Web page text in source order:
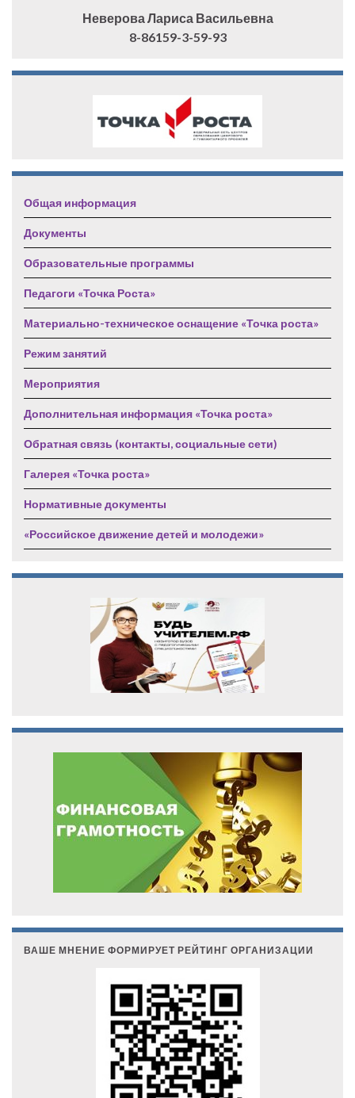
Неверова Лариса Васильевна
8-86159-3-59-93
Общая информация
Документы
Образовательные программы
Педагоги «Точка Роста»
Материально-техническое оснащение «Точка роста»
Режим занятий
Мероприятия
Дополнительная информация «Точка роста»
Обратная связь (контакты, социальные сети)
Галерея «Точка роста»
Нормативные документы
«Российское движение детей и молодежи»
ВАШЕ МНЕНИЕ ФОРМИРУЕТ РЕЙТИНГ ОРГАНИЗАЦИИ